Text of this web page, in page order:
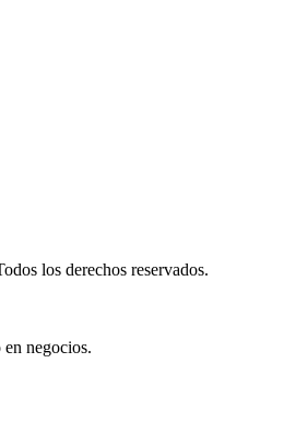
los derechos reservados.
negocios.